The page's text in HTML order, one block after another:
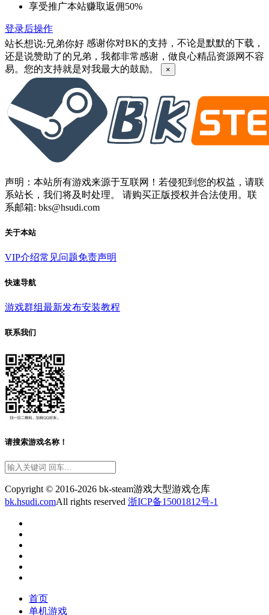
享受推广本站赚取返佣50%
登录后操作
站长想说:兄弟你好 感谢你对BK的支持，不论是默默的下载，
还是说赞助了的兄弟，我都非常感谢，做良心精品资源网不容
易。您的支持就是对我最大的鼓励。
×
声明：本站所有游戏来源于互联网！若侵犯到您的权益，请联
系站长，我们将及时处理。 请购买正版授权并合法使用。联
系邮箱: bks@hsudi.com
关于本站
VIP介绍常见问题免责声明
快速导航
游戏群组最新发布安装教程
联系我们
请搜索游戏名称！
Copyright © 2016-2026 bk-steam游戏大型游戏仓库
bk.hsudi.comAll rights reserved 浙ICP备15001812号-1
首页
单机游戏